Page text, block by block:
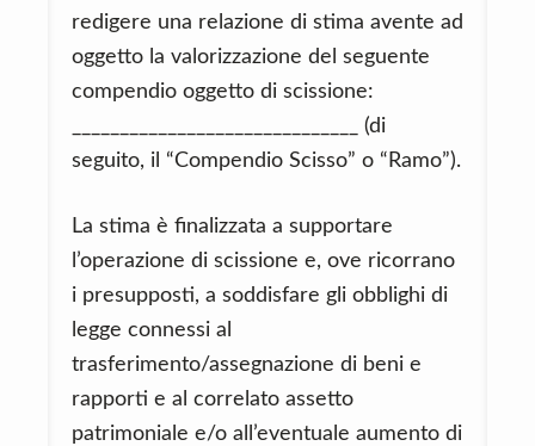
redigere una relazione di stima avente ad
oggetto la valorizzazione del seguente
compendio oggetto di scissione:
______________________________ (di
seguito, il “Compendio Scisso” o “Ramo”).
La stima è finalizzata a supportare
l’operazione di scissione e, ove ricorrano
i presupposti, a soddisfare gli obblighi di
legge connessi al
trasferimento/assegnazione di beni e
rapporti e al correlato assetto
patrimoniale e/o all’eventuale aumento di